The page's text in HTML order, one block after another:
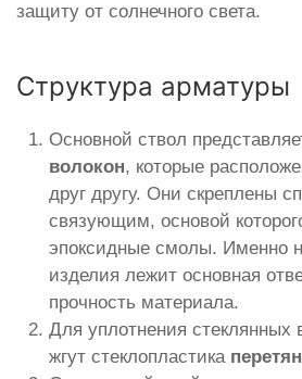
защиту от солнечного света.
Структура арматуры
Основной ствол
волокон, которые
друг другу. Они скреплены
связующим, основой
эпоксидные смолы. Именно
изделия лежит основная
прочность материала.
Для уплотнения стеклянных
жгут стеклопластика